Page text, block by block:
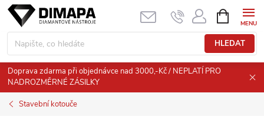
Přejít
obsah
HLEDAT
NÁKUPNÍ
KOŠÍK
Doprava zdarma při objednávce nad 3000,-Kč / NEPLATÍ PRO
NADROZMĚRNÉ ZÁSILKY
Stavební kotouče